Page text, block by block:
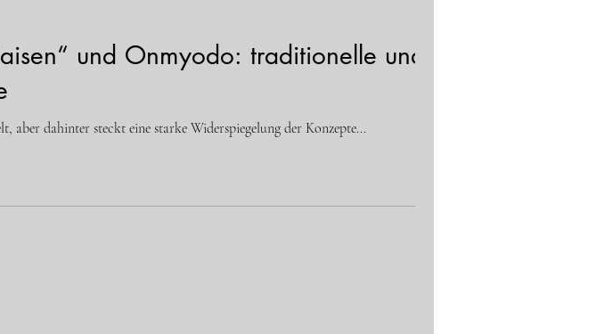
und Onmyodo: traditionelle und
aber dahinter steckt eine starke Widerspiegelung der Konzepte...